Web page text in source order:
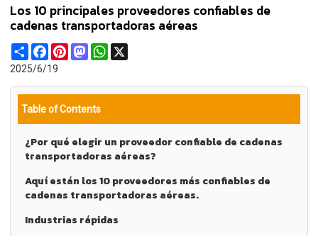
Los 10 principales proveedores confiables de
cadenas transportadoras aéreas
ShareFacebook
PinterestMastodonWhatsApp
2025/6/19
Table of Contents
¿Por qué elegir un proveedor confiable de cadenas
transportadoras aéreas?
Aquí están los 10 proveedores más confiables de
cadenas transportadoras aéreas.
Industrias rápidas